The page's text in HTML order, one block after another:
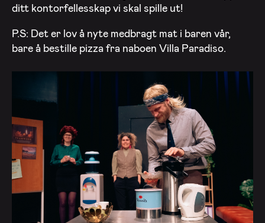
ditt kontorfellesskap vi skal spille ut!
P.S: Det er lov å nyte medbragt mat i baren vår,
bare å bestille pizza fra naboen Villa Paradiso.